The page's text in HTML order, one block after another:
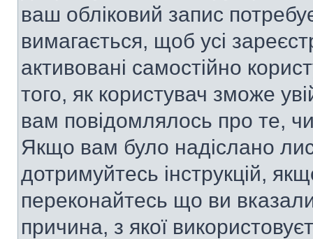
ваш обліковий запис
вимагається, щоб усі
активовані самостійно
того, як користувач зможе
вам повідомлялось про те,
Якщо вам було надіслано
дотримуйтесь інструкцій,
переконайтесь що ви
причина, з якої